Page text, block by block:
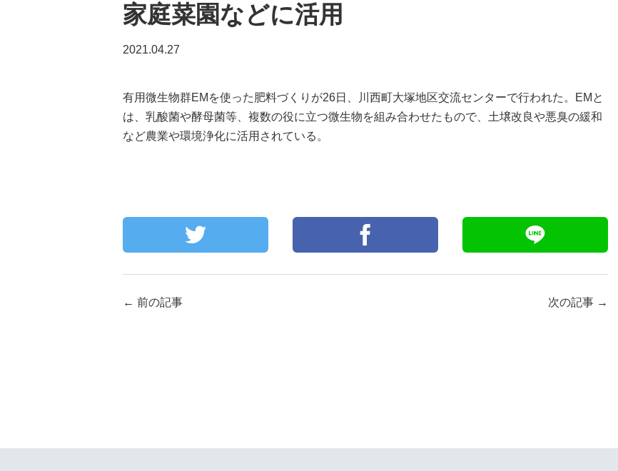
北海道函館市桔梗町379-31
0138-34-2525
新潟県新潟市西区山田2310-39
025-210-1200
家庭菜園などに活用
2021.04.27
有用微生物群EMを使った肥料づくりが26日、川西町大塚地区交流センターで行われた。EMと
は、乳酸菌や酵母菌等、複数の役に立つ微生物を組み合わせたもので、土壌改良や悪臭の緩和
など農業や環境浄化に活用されている。
← 前の記事 次の記事 →